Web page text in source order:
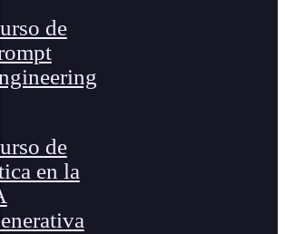
de
de
en la